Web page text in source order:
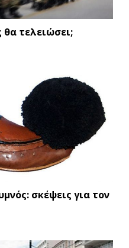
τελειώσει;
σκέψεις για τον